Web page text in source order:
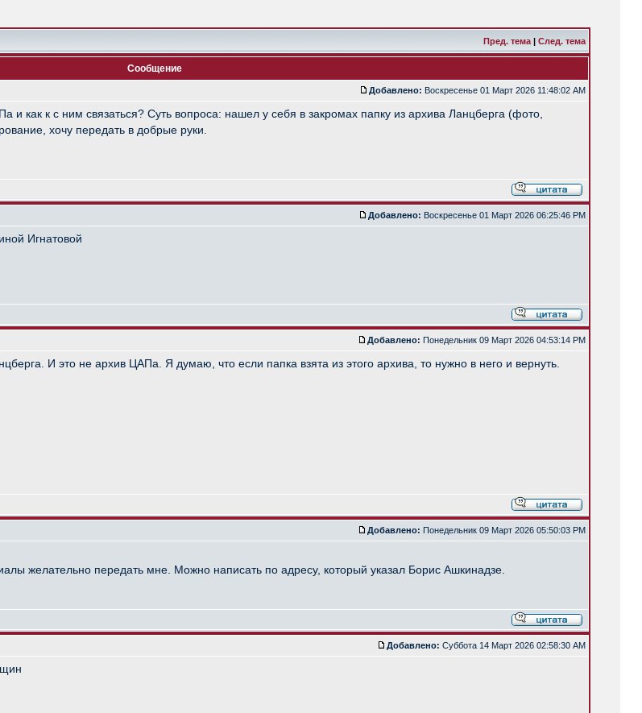
Пред. тема | След. тема
Сообщение
Добавлено: Воскресенье 01 Март 2026 11:48:02 AM
и как к с ним связаться? Суть вопроса: нашел у себя в закромах папку из архива Ланцберга (фото,
хочу передать в добрые руки.
Добавлено: Воскресенье 01 Март 2026 06:25:46 PM
Игнатовой
Добавлено: Понедельник 09 Март 2026 04:53:14 PM
И это не архив ЦАПа. Я думаю, что если папка взята из этого архива, то нужно в него и вернуть.
Добавлено: Понедельник 09 Март 2026 05:50:03 PM
желательно передать мне. Можно написать по адресу, который указал Борис Ашкинадзе.
Добавлено: Суббота 14 Март 2026 02:58:30 AM